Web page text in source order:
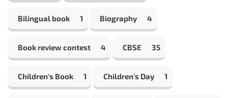
Bilingual book 1 Biography 4
Book review contest 4 CBSE 35
Children's Book 1 Children's Day 1